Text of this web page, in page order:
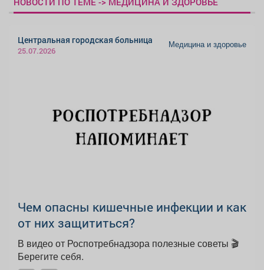
Центральная городская больница
25.07.2026
Медицина и здоровье
Чем опасны кишечные инфекции и как
от них защититься?
В видео от Роспотребнадзора полезные советы 🎬
Берегите себя.